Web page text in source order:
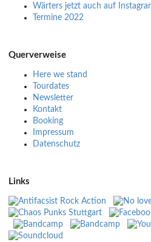
Wärters jetzt auch auf
Termine 2022
Querverweise
Here we stand
Tourdates
Newsletter
Kontakt
Booking
Impressum
Datenschutz
Links